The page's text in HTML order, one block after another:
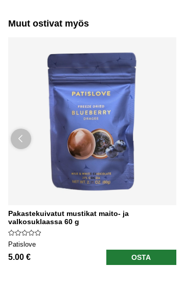
Muut ostivat myös
Pakastekuivatut mustikat maito- ja
valkosuklaassa 60 g
Patislove
5.00 € OSTA